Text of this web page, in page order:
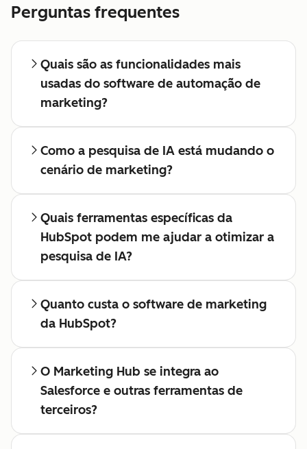
Perguntas frequentes
Quais são as funcionalidades mais
usadas do software de automação de
marketing?
Como a pesquisa de IA está mudando o
cenário de marketing?
Quais ferramentas específicas da
HubSpot podem me ajudar a otimizar a
pesquisa de IA?
Quanto custa o software de marketing
da HubSpot?
O Marketing Hub se integra ao
Salesforce e outras ferramentas de
terceiros?